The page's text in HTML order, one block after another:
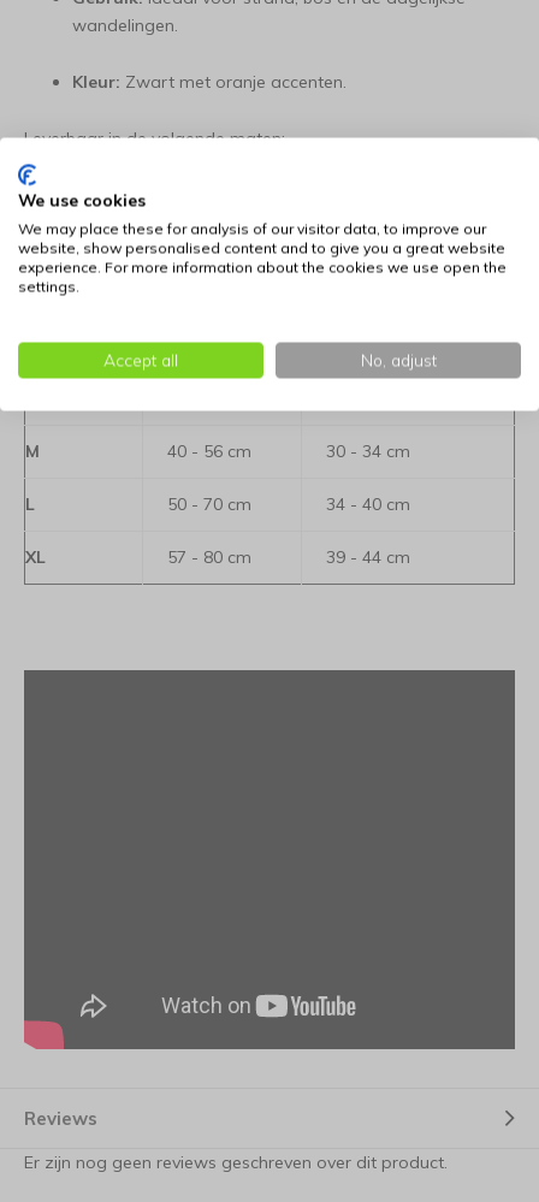
wandelingen.
Kleur: Zwart met oranje accenten.
Leverbaar in de volgende maten:
Bepaal de juiste maat voor uw hond: klik hier voor
informatie
Maat
XS 28 - 34 cm 23 - 26 cm
M 40 - 56 cm 30 - 34 cm
L 50 - 70 cm 34 - 40 cm
XL 57 - 80 cm 39 - 44 cm
Reviews
Er zijn nog geen reviews geschreven over dit product.
We use cookies
We may place these for analysis of our visitor data, to improve our
website, show personalised content and to give you a great website
experience. For more information about the cookies we use open the
settings.
Accept all No, adjust